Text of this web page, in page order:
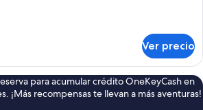
Ver precio
para acumular crédito OneKeyCash en
¡Más recompensas te llevan a más aventuras!